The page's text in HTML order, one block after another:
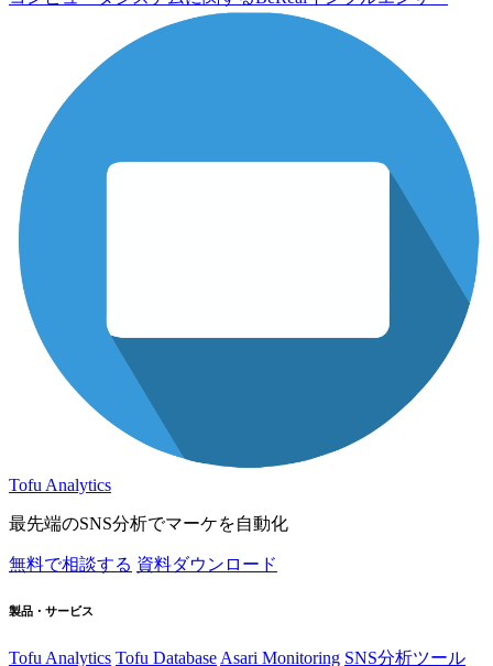
Tofu Analytics
最先端のSNS分析でマーケを自動化
無料で相談する 資料ダウンロード
製品・サービス
Tofu Analytics Tofu Database Asari Monitoring SNS分析ツール